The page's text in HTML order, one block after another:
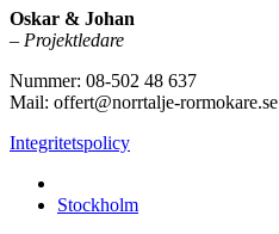
Oskar & Johan
– Projektledare
Nummer: 08-502 48 637
Mail: offert@norrtalje-rormokare.se
Integritetspolicy
Stockholm